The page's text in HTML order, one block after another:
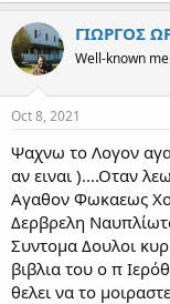
a
c
t
i
o
n
s
ΓΙΩΡΓΟΣ
Well-known
Oct 8, 2021
Ψαχνω το Λογον
αν ειναι )....Οταν
Αγαθον Φωκαεως
Δερβρελη
Συντομα Δουλοι
βιβλια του ο π
θελει να το